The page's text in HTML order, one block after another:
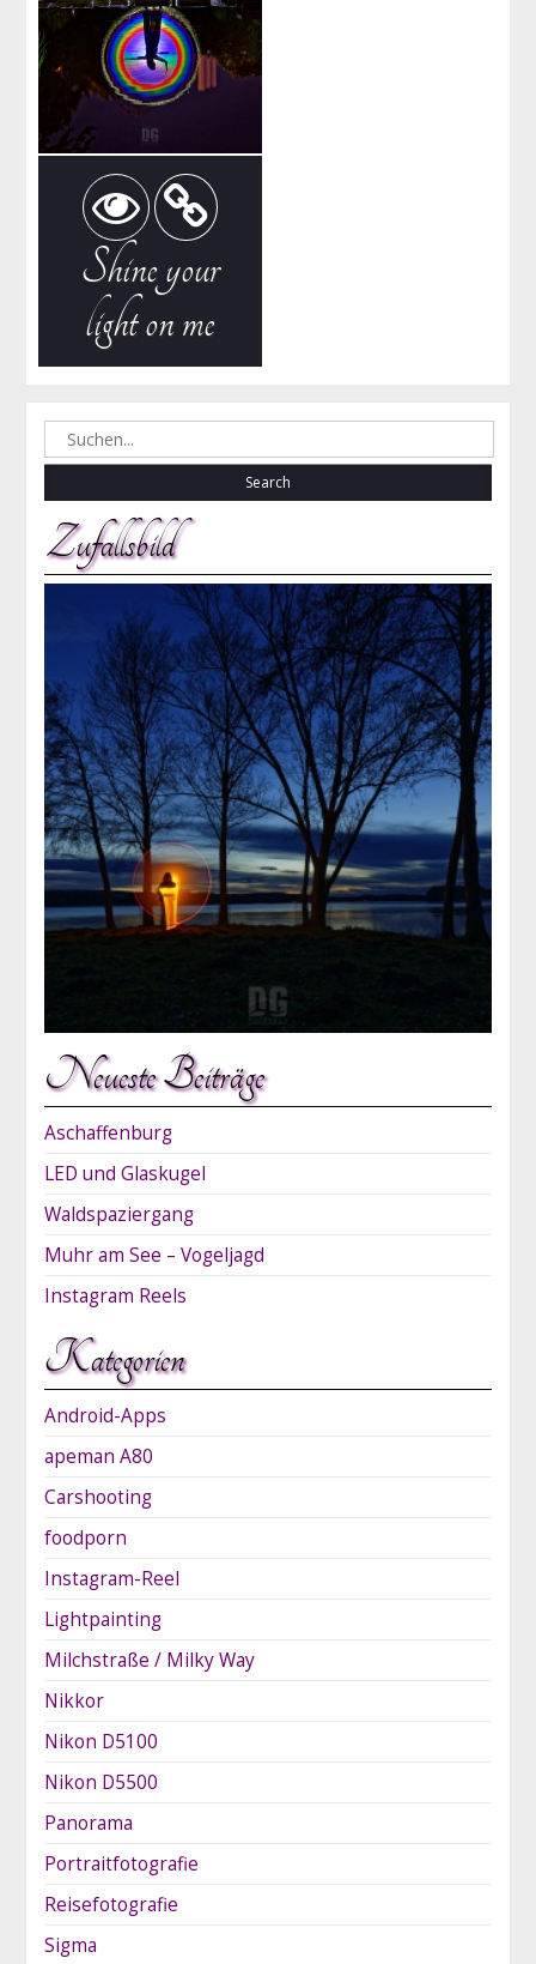
Shine your
light on me
Search
for:
Zufallsbild
Neueste Beiträge
Aschaffenburg
LED und Glaskugel
Waldspaziergang
Muhr am See – Vogeljagd
Instagram Reels
Kategorien
Android-Apps
apeman A80
Carshooting
foodporn
Instagram-Reel
Lightpainting
Milchstraße / Milky Way
Nikkor
Nikon D5100
Nikon D5500
Panorama
Portraitfotografie
Reisefotografie
Sigma